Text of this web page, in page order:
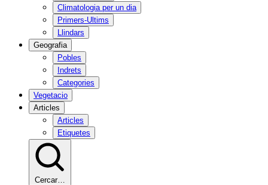
Climatologia per un dia
Primers-Ultims
Llindars
Geografia
Pobles
Indrets
Categories
Vegetacio
Articles
Articles
Etiquetes
Cercar…